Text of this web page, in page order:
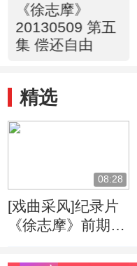
《徐志摩》
20130509 第五
集 偿还自由
精选
08:28
[戏曲采风]纪录片
《徐志摩》前期拍